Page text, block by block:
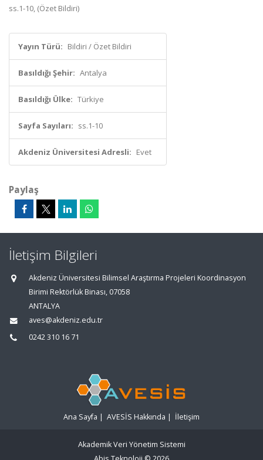
ss.1-10, (Özet Bildiri)
Yayın Türü: Bildiri / Özet Bildiri
Basıldığı Şehir: Antalya
Basıldığı Ülke: Türkiye
Sayfa Sayıları: ss.1-10
Akdeniz Üniversitesi Adresli: Evet
Paylaş
İletişim Bilgileri
Akdeniz Üniversitesi Bilimsel Araştırma Projeleri Koordinasyon
Birimi Rektörlük Binası, 07058
ANTALYA
aves@akdeniz.edu.tr
0242 310 16 71
Ana Sayfa | AVESİS Hakkında | İletişim
Akademik Veri Yönetim Sistemi